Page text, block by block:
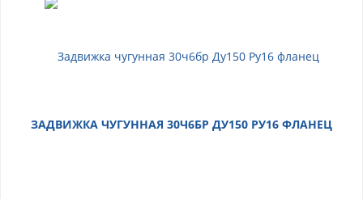
ЗАДВИЖКА ЧУГУННАЯ 30Ч6БР ДУ150 РУ16 ФЛАНЕЦ